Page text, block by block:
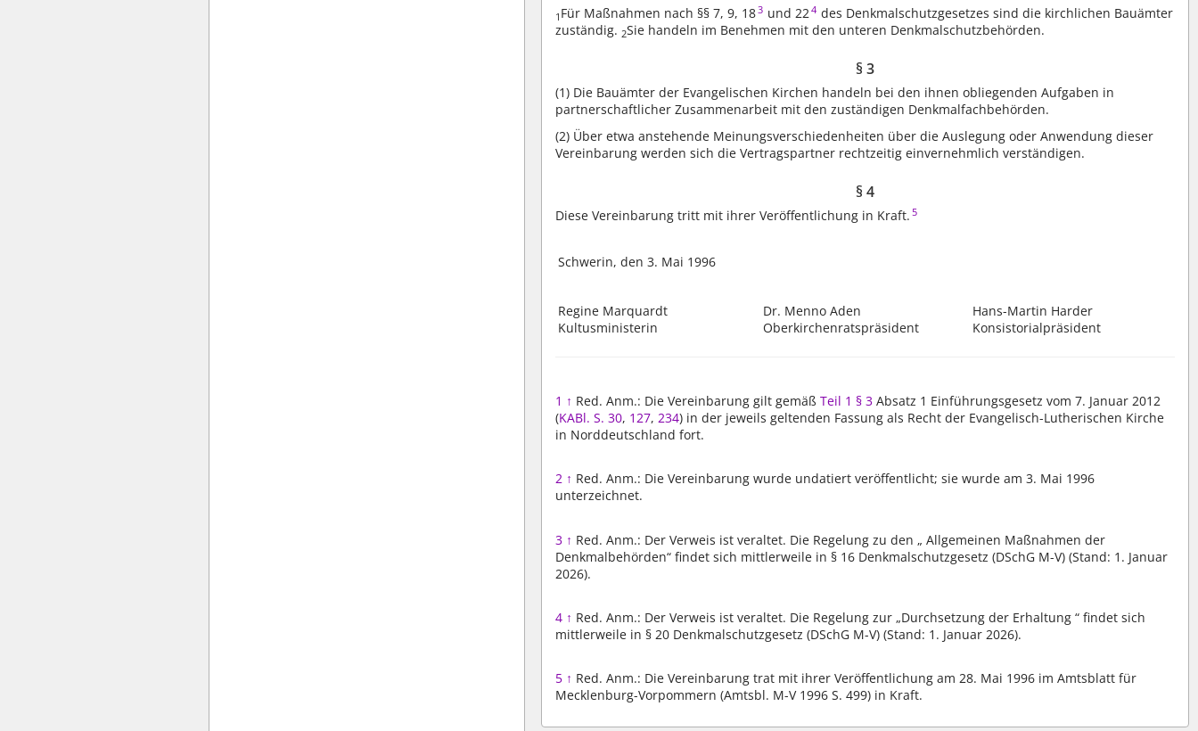
1 Für Maßnahmen nach §§ 7, 9, 183 und 224 des Denkmalschutzgesetzes sind die kirchlichen Bauämter
zuständig. 2Sie handeln im Benehmen mit den unteren Denkmalschutzbehörden.
§ 3
(1) Die Bauämter der Evangelischen Kirchen handeln bei den ihnen obliegenden Aufgaben in
partnerschaftlicher Zusammenarbeit mit den zuständigen Denkmalfachbehörden.
(2) Über etwa anstehende Meinungsverschiedenheiten über die Auslegung oder Anwendung dieser
Vereinbarung werden sich die Vertragspartner rechtzeitig einvernehmlich verständigen.
§ 4
Diese Vereinbarung tritt mit ihrer Veröffentlichung in Kraft. 5
Schwerin, den 3. Mai 1996
Regine Marquardt
Kultusministerin
Dr. Menno Aden
Oberkirchenratspräsident
Hans-Martin Harder
Konsistorialpräsident
1 ↑ Red. Anm.: Die Vereinbarung gilt gemäßTeil 1 § 3 Absatz 1 Einführungsgesetz vom 7. Januar 2012
(KABl. S. 30, 127,234) in der jeweils geltenden Fassung als Recht der Evangelisch-Lutherischen Kirche
in Norddeutschland fort.
2 ↑ Red. Anm.: Die Vereinbarung wurde undatiert veröffentlicht; sie wurde am 3. Mai 1996
unterzeichnet.
3 ↑ Red. Anm.: Der Verweis ist veraltet. Die Regelung zu den „ Allgemeinen Maßnahmen der
Denkmalbehörden“ findet sich mittlerweile in § 16 Denkmalschutzgesetz (DSchG M-V) (Stand: 1. Januar
2026).
4 ↑ Red. Anm.: Der Verweis ist veraltet. Die Regelung zur „Durchsetzung der Erhaltung “ findet sich
mittlerweile in § 20 Denkmalschutzgesetz (DSchG M-V) (Stand: 1. Januar 2026).
5 ↑ Red. Anm.: Die Vereinbarung trat mit ihrer Veröffentlichung am 28. Mai 1996 im Amtsblatt für
Mecklenburg-Vorpommern (Amtsbl. M-V 1996 S. 499) in Kraft.